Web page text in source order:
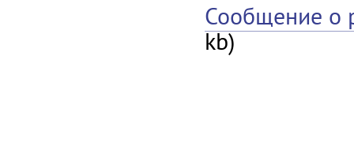
Сообщение о
kb)